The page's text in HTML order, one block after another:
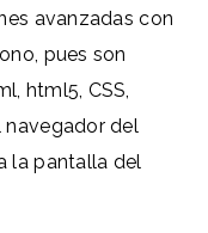
avanzadas con
pues son
html5, CSS,
navegador del
la pantalla del